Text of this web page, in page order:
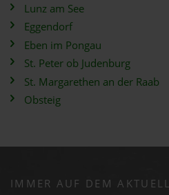
Lunz am See
Eggendorf
Eben im Pongau
St. Peter ob Judenburg
St. Margarethen an der Raab
Obsteig
IMMER AUF DEM